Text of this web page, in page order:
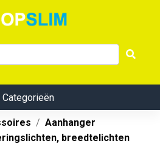
Categorieën
Aanhanger
breedtelichten